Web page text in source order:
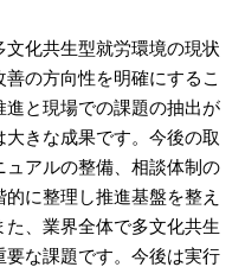
化共生型就労環境の現状
の方向性を明確にするこ
と現場での課題の抽出が
きな成果です。今後の取
ュアルの整備、相談体制の
に整理し推進基盤を整え
、業界全体で多文化共生
な課題です。今後は実行